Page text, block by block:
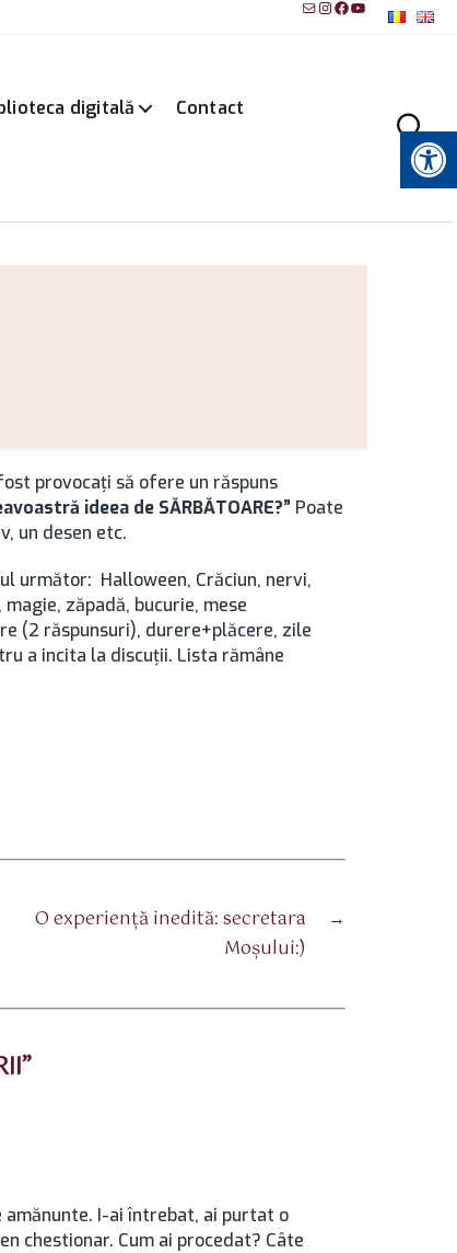
MailInstagram
Facebook
YouTube
digitală
Contact
Instrumente pentru accesibilitate
provocaţi să ofere un răspuns
ideea de SĂRBĂTOARE?” Poate
un desen etc.
următor: Halloween, Crăciun, nervi,
zăpadă, bucurie, mese
(2 răspunsuri), durere+plăcere, zile
a incita la discuţii. Lista rămâne
→
O experienţă inedită: secretara
Moşului:)
amănunte. I-ai întrebat, ai purtat o
chestionar. Cum ai procedat? Câte